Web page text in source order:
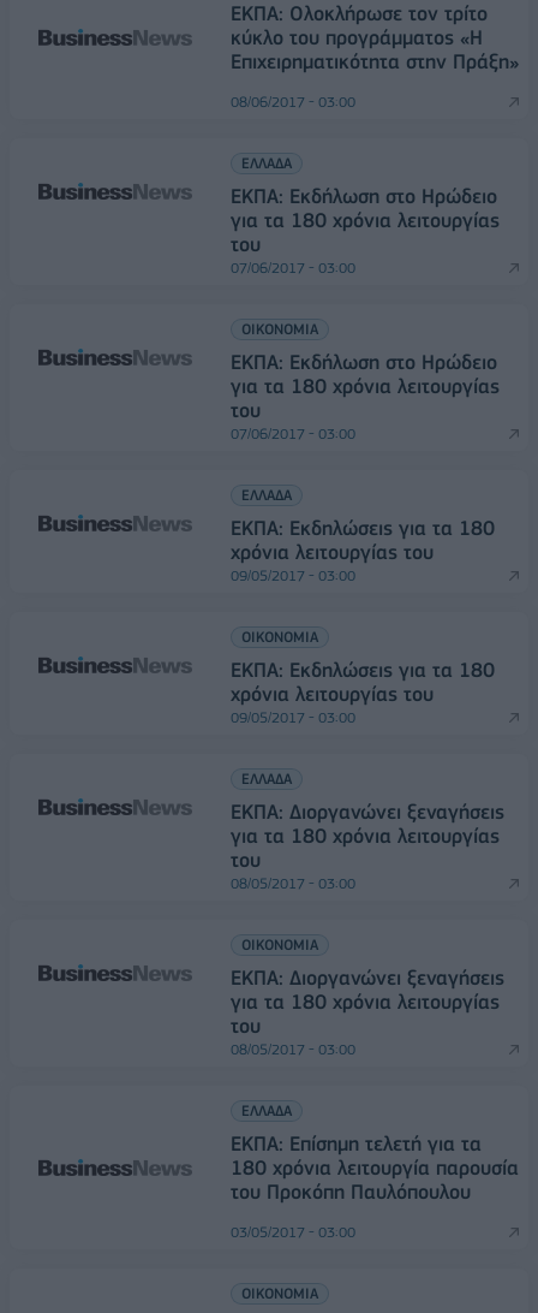
ΕΚΠΑ: Ολοκλήρωσε τον τρίτο
κύκλο του προγράμματος «Η
Επιχειρηματικότητα στην Πράξη»
08/06/2017 - 03:00
ΕΛΛΑΔΑ
ΕΚΠΑ: Εκδήλωση στο Ηρώδειο
για τα 180 χρόνια λειτουργίας
του
07/06/2017 - 03:00
ΟΙΚΟΝΟΜΙΑ
ΕΚΠΑ: Εκδήλωση στο Ηρώδειο
για τα 180 χρόνια λειτουργίας
του
07/06/2017 - 03:00
ΕΛΛΑΔΑ
ΕΚΠΑ: Εκδηλώσεις για τα 180
χρόνια λειτουργίας του
09/05/2017 - 03:00
ΟΙΚΟΝΟΜΙΑ
ΕΚΠΑ: Εκδηλώσεις για τα 180
χρόνια λειτουργίας του
09/05/2017 - 03:00
ΕΛΛΑΔΑ
ΕΚΠΑ: Διοργανώνει ξεναγήσεις
για τα 180 χρόνια λειτουργίας
του
08/05/2017 - 03:00
ΟΙΚΟΝΟΜΙΑ
ΕΚΠΑ: Διοργανώνει ξεναγήσεις
για τα 180 χρόνια λειτουργίας
του
08/05/2017 - 03:00
ΕΛΛΑΔΑ
ΕΚΠΑ: Επίσημη τελετή για τα
180 χρόνια λειτουργία παρουσία
του Προκόπη Παυλόπουλου
03/05/2017 - 03:00
ΟΙΚΟΝΟΜΙΑ